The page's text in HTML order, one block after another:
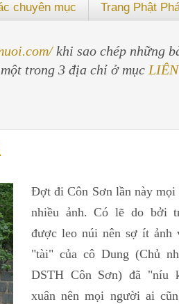
chuyên mục Trang Phật
khi sao chép những
trong 3 địa chỉ ở mục
Đợt đi Côn Sơn lần này mọi
nhiều ảnh. Có lẽ do bởi
được leo núi nên sợ ít ảnh
"tài" của cô Dung (Chủ
DSTH Côn Sơn) đã "níu
xuân nên mọi người ai